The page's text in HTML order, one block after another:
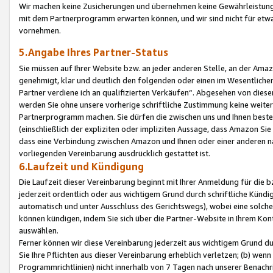
Wir machen keine Zusicherungen und übernehmen keine
mit dem Partnerprogramm erwarten können, und wir sind nicht für
vornehmen.
5.Angabe Ihres Partner-Status
Sie müssen auf Ihrer Website bzw. an jeder anderen Stelle, an der
genehmigt, klar und deutlich den folgenden oder einen im
Partner verdiene ich an qualifizierten Verkäufen“. Abgesehen von
werden Sie ohne unsere vorherige schriftliche Zustimmung keine
Partnerprogramm machen. Sie dürfen die zwischen uns und Ihnen
(einschließlich der expliziten oder impliziten Aussage, dass Amazon
dass eine Verbindung zwischen Amazon und Ihnen oder einer
vorliegenden Vereinbarung ausdrücklich gestattet ist.
6.Laufzeit und Kündigung
Die Laufzeit dieser Vereinbarung beginnt mit Ihrer Anmeldung für die
jederzeit ordentlich oder aus wichtigem Grund durch schriftliche
automatisch und unter Ausschluss des Gerichtswegs), wobei eine
können kündigen, indem Sie sich über die Partner-Website in Ihrem
auswählen.
Ferner können wir diese Vereinbarung jederzeit aus wichtigem Grund
Sie Ihre Pflichten aus dieser Vereinbarung erheblich verletzen; (b)
Programmrichtlinien) nicht innerhalb von 7 Tagen nach unserer